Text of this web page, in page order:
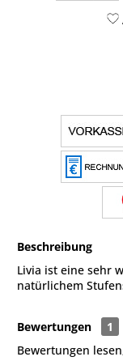
Beschreibung
Livia ist eine sehr
natürlichem
Bewertungen
1
Bewertungen